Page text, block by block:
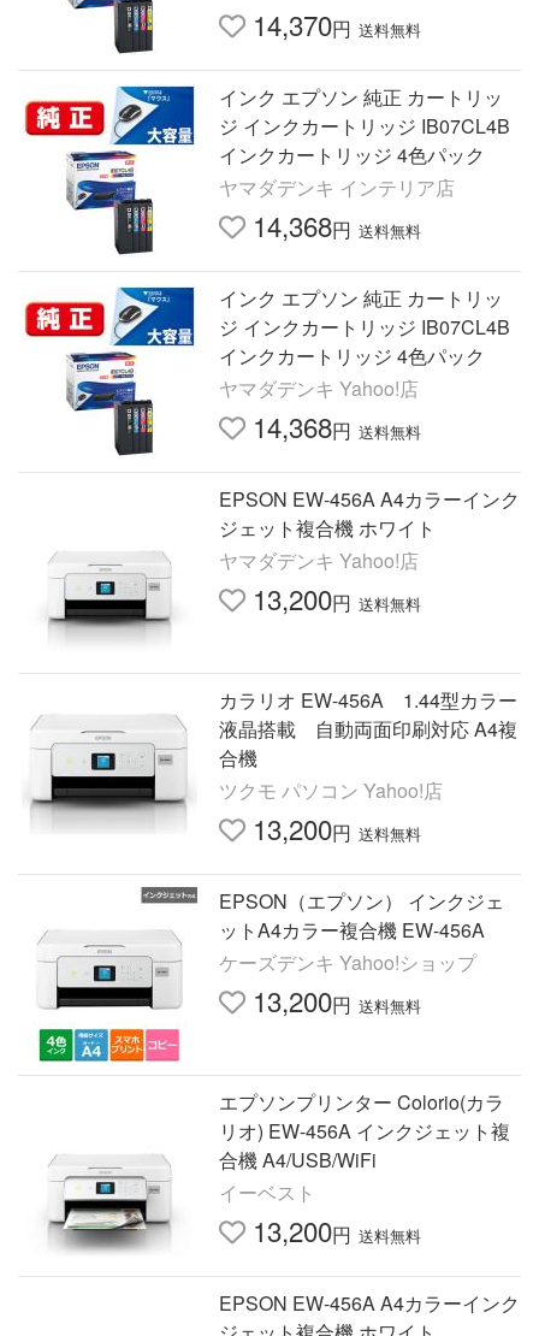
14,370円 送料無料
インク エプソン 純正 カートリッ
ジ インクカートリッジ IB07CL4B
インクカートリッジ 4色パック
ヤマダデンキ インテリア店
14,368円 送料無料
インク エプソン 純正 カートリッ
ジ インクカートリッジ IB07CL4B
インクカートリッジ 4色パック
ヤマダデンキ Yahoo!店
14,368円 送料無料
EPSON EW-456A A4カラーインク
ジェット複合機 ホワイト
ヤマダデンキ Yahoo!店
13,200円 送料無料
カラリオ EW-456A 1.44型カラー
液晶搭載 自動両面印刷対応 A4複
合機
ツクモ パソコン Yahoo!店
13,200円 送料無料
EPSON（エプソン） インクジェ
ットA4カラー複合機 EW-456A
ケーズデンキ Yahoo!ショップ
13,200円 送料無料
エプソンプリンター Colorio(カラ
リオ) EW-456A インクジェット複
合機 A4/USB/WiFi
イーベスト
13,200円 送料無料
EPSON EW-456A A4カラーインク